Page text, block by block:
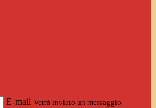
E-mail Verrà inviato un messaggio